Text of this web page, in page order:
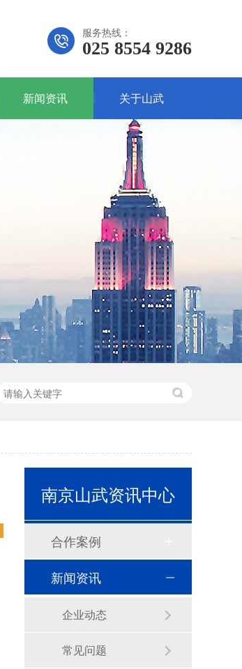
服务热线：
025 8554 9286
新闻资讯 关于山武
南京山武资讯中心
合作案例
新闻资讯
企业动态
常见问题
和泉HG4G-V型 可编程显示器(12.1英寸)